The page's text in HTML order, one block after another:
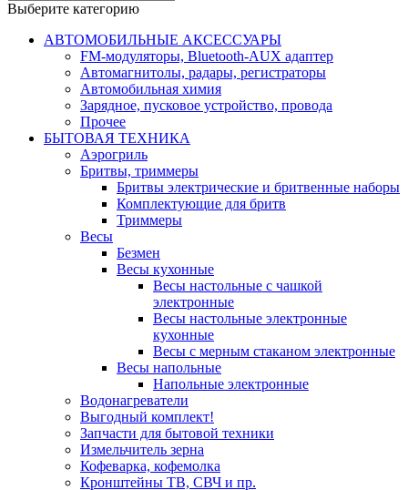
Выберите категорию
АВТОМОБИЛЬНЫЕ АКСЕССУАРЫ
FM-модуляторы, Bluetooth-AUX адаптер
Автомагнитолы, радары, регистраторы
Автомобильная химия
Зарядное, пусковое устройство, провода
Прочее
БЫТОВАЯ ТЕХНИКА
Аэрогриль
Бритвы, триммеры
Бритвы электрические и бритвенные наборы
Комплектующие для бритв
Триммеры
Весы
Безмен
Весы кухонные
Весы настольные с чашкой
электронные
Весы настольные электронные
кухонные
Весы с мерным стаканом электронные
Весы напольные
Напольные электронные
Водонагреватели
Выгодный комплект!
Запчасти для бытовой техники
Измельчитель зерна
Кофеварка, кофемолка
Кронштейны ТВ, СВЧ и пр.